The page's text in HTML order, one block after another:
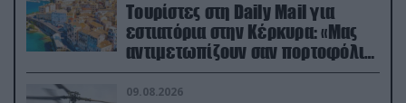
Τουρίστες στη Daily Mail για
εστιατόρια στην Κέρκυρα: «Μας
αντιμετωπίζουν σαν πορτοφόλια
με πόδια»
09.08.2026